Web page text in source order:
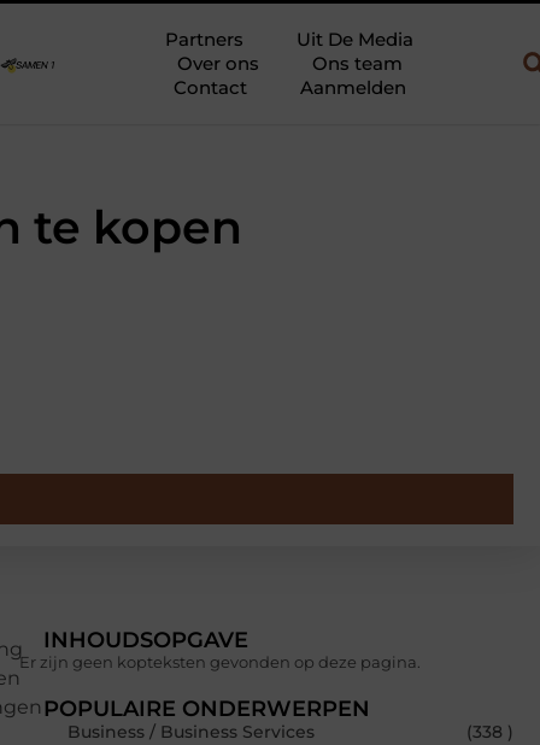
Partners
Uit De Media
Over ons
Ons team
Contact
Aanmelden
te kopen
INHOUDSOPGAVE
Er zijn geen kopteksten gevonden op deze pagina.
POPULAIRE ONDERWERPEN
Business / Business Services
(338 )